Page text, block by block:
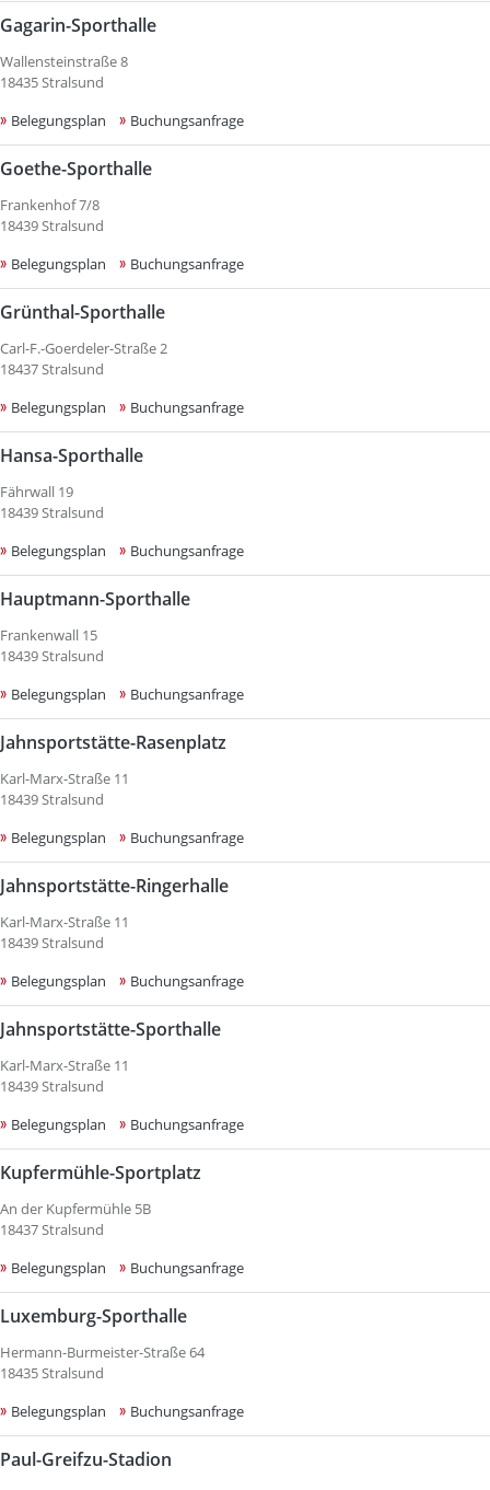
Gagarin-Sporthalle
Wallensteinstraße 8
18435 Stralsund
Belegungsplan
Buchungsanfrage
Goethe-Sporthalle
Frankenhof 7/8
18439 Stralsund
Belegungsplan
Buchungsanfrage
Grünthal-Sporthalle
Carl-F.-Goerdeler-Straße 2
18437 Stralsund
Belegungsplan
Buchungsanfrage
Hansa-Sporthalle
Fährwall 19
18439 Stralsund
Belegungsplan
Buchungsanfrage
Hauptmann-Sporthalle
Frankenwall 15
18439 Stralsund
Belegungsplan
Buchungsanfrage
Jahnsportstätte-Rasenplatz
Karl-Marx-Straße 11
18439 Stralsund
Belegungsplan
Buchungsanfrage
Jahnsportstätte-Ringerhalle
Karl-Marx-Straße 11
18439 Stralsund
Belegungsplan
Buchungsanfrage
Jahnsportstätte-Sporthalle
Karl-Marx-Straße 11
18439 Stralsund
Belegungsplan
Buchungsanfrage
Kupfermühle-Sportplatz
An der Kupfermühle 5B
18437 Stralsund
Belegungsplan
Buchungsanfrage
Luxemburg-Sporthalle
Hermann-Burmeister-Straße 64
18435 Stralsund
Belegungsplan
Buchungsanfrage
Paul-Greifzu-Stadion